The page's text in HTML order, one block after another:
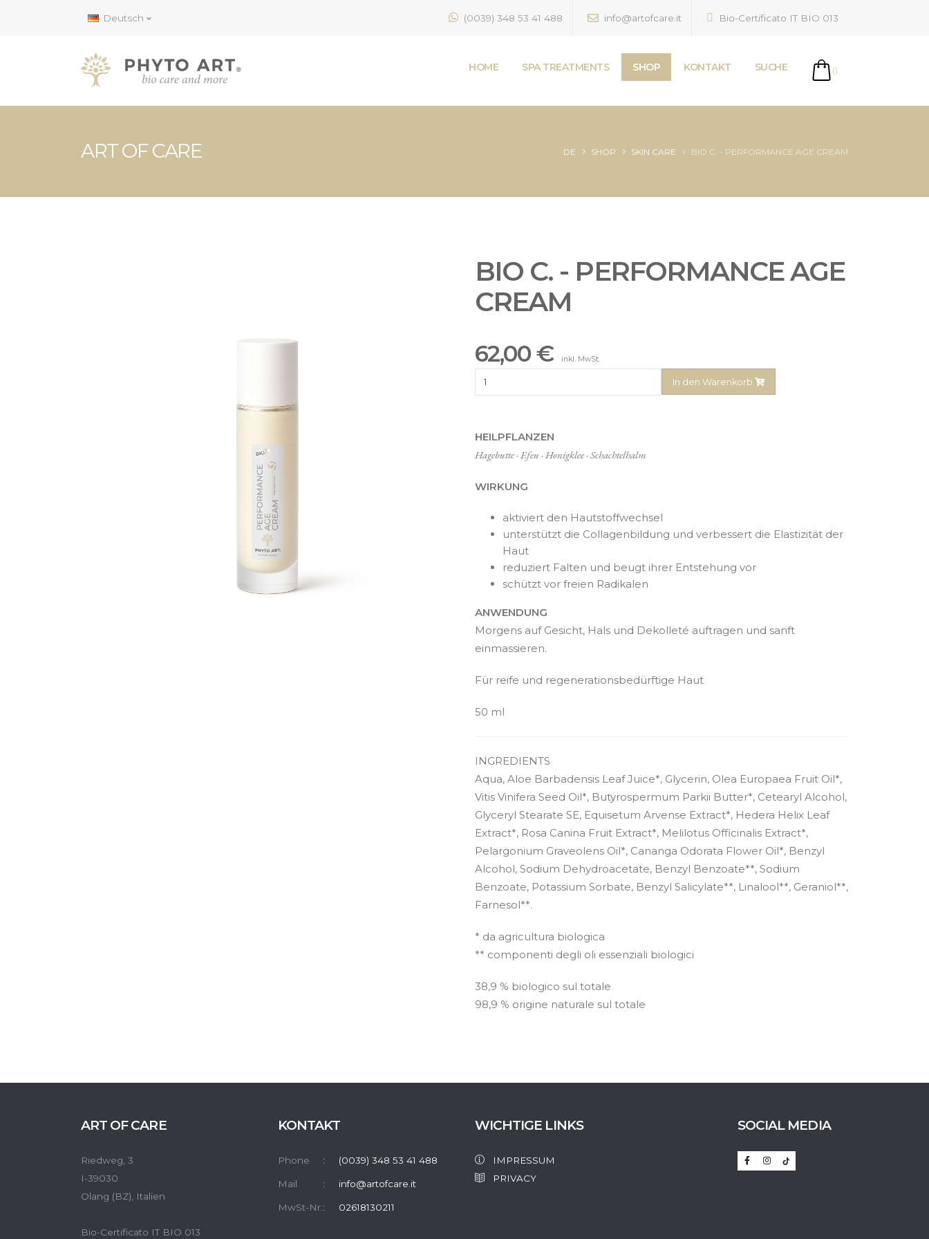
Deutsch (0039) 348 53 41 488 info@artofcare.it Bio-Certificato IT BIO 013
HOME SPA TREATMENTS SHOP KONTAKT SUCHE ()
ART OF CARE DE SHOP SKIN CARE BIO C. - PERFORMANCE AGE CREAM
BIO C. - PERFORMANCE AGE
CREAM
62,00 € inkl. MwSt.
In den Warenkorb
HEILPFLANZEN
Hagebutte · Efeu · Honigklee · Schachtelhalm
WIRKUNG
aktiviert den Hautstoffwechsel
unterstützt die Collagenbildung und verbessert die Elastizität der
Haut
reduziert Falten und beugt ihrer Entstehung vor
schützt vor freien Radikalen
ANWENDUNG
Morgens auf Gesicht, Hals und Dekolleté auftragen und sanft
einmassieren.
Für reife und regenerationsbedürftige Haut
50 ml
INGREDIENTS
Aqua, Aloe Barbadensis Leaf Juice*, Glycerin, Olea Europaea Fruit Oil*,
Vitis Vinifera Seed Oil*, Butyrospermum Parkii Butter*, Cetearyl Alcohol,
Glyceryl Stearate SE, Equisetum Arvense Extract*, Hedera Helix Leaf
Extract*, Rosa Canina Fruit Extract*, Melilotus Officinalis Extract*,
Pelargonium Graveolens Oil*, Cananga Odorata Flower Oil*, Benzyl
Alcohol, Sodium Dehydroacetate, Benzyl Benzoate**, Sodium
Benzoate, Potassium Sorbate, Benzyl Salicylate**, Linalool**, Geraniol**,
Farnesol**.
* da agricultura biologica
** componenti degli oli essenziali biologici
38,9 % biologico sul totale
98,9 % origine naturale sul totale
ART OF CARE
Riedweg, 3
I-39030
Olang (BZ), Italien
Bio-Certificato IT BIO 013
KONTAKT
Phone (0039) 348 53 41 488
Mail info@artofcare.it
MwSt-Nr. 02618130211
WICHTIGE LINKS
IMPRESSUM
PRIVACY
SOCIAL MEDIA